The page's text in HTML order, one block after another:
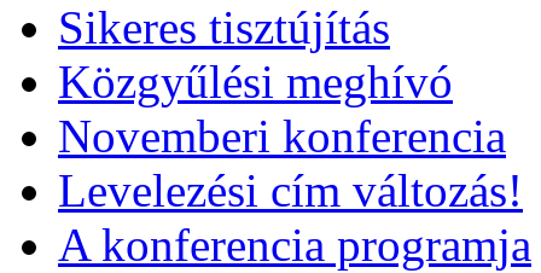
Sikeres tisztújítás
Közgyűlési meghívó
Novemberi konferencia
Levelezési cím változás!
A konferencia programja